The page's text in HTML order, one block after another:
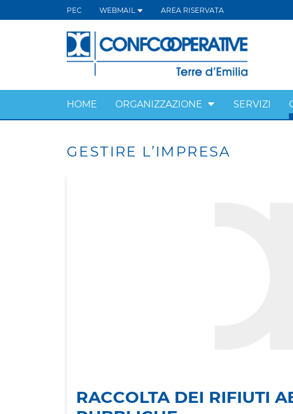
PEC WEBMAIL AREA RISERVATA
HOME ORGANIZZAZIONE SERVIZI
GESTIRE L’IMPRESA
RACCOLTA DEI RIFIUTI